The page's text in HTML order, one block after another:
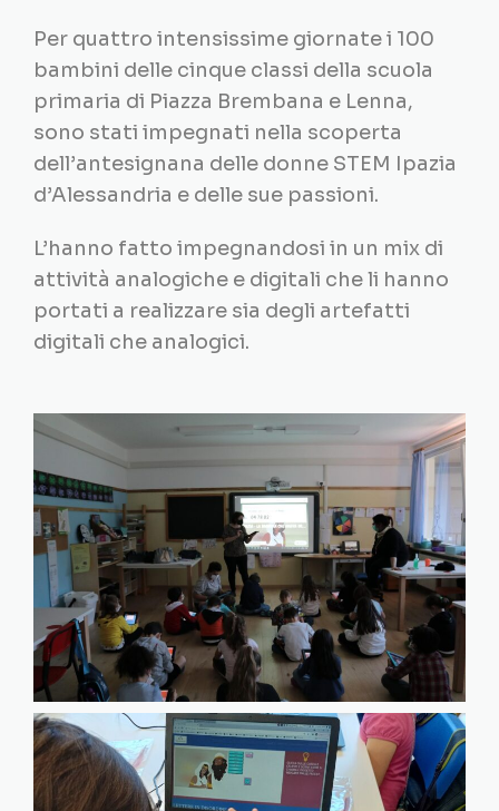
Per quattro intensissime giornate i 100
bambini delle cinque classi della scuola
primaria di Piazza Brembana e Lenna,
sono stati impegnati nella scoperta
dell’antesignana delle donne STEM Ipazia
d’Alessandria e delle sue passioni.
L’hanno fatto impegnandosi in un mix di
attività analogiche e digitali che li hanno
portati a realizzare sia degli artefatti
digitali che analogici.